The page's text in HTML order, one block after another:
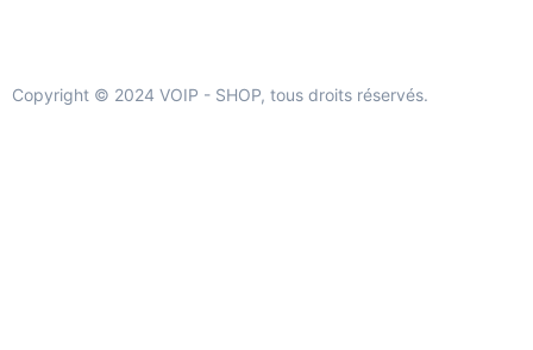
Copyright © 2024 VOIP - SHOP, tous droits réservés.